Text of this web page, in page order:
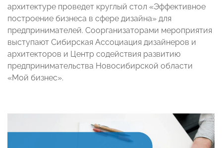
архитектуре проведет круглый стол «Эффективное
построение бизнеса в сфере дизайна» для
предпринимателей. Соорганизаторами мероприятия
выступают Сибирская Ассоциация дизайнеров и
архитекторов и Центр содействия развитию
предпринимательства Новосибирской области
«Мой бизнес».